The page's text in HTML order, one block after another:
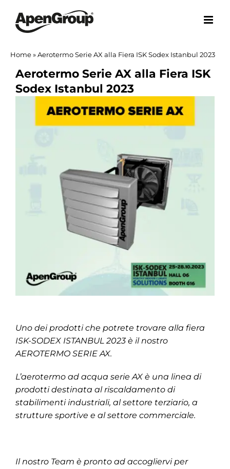
contenuto
Home»Aerotermo Serie AX alla Fiera ISK Sodex Istanbul 2023
Aerotermo Serie AX alla Fiera ISK
Sodex Istanbul 2023
immagine
Uno dei prodotti che potrete trovare alla fiera
ISK-SODEX ISTANBUL 2023 è il nostro
AEROTERMO SERIE AX.
L’aerotermo ad acqua serie AX è una linea di
prodotti destinata al riscaldamento di
stabilimenti industriali, al settore terziario, a
strutture sportive e al settore commerciale.
Il nostro Team è pronto ad accogliervi per